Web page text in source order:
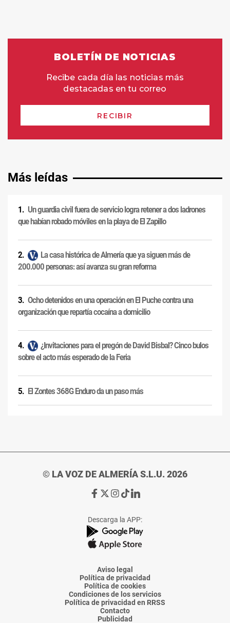
Más leídas
Un guardia civil fuera de servicio logra retener a dos ladrones
que habían robado móviles en la playa de El Zapillo
La casa histórica de Almería que ya siguen más de
200.000 personas: así avanza su gran reforma
Ocho detenidos en una operación en El Puche contra una
organización que repartía cocaína a domicilio
¿Invitaciones para el pregón de David Bisbal? Cinco bulos
sobre el acto más esperado de la Feria
El Zontes 368G Enduro da un paso más
© LA VOZ DE ALMERÍA S.L.U. 2026
Ir
de
La
Voz
Almería
Ir
de
La
Voz
Almería
Ir
de
La
Voz
Almería
Ir
de
La
Voz
Almería
Ir
de
La
Voz
Descarga la APP:
Aviso legal
Política de privacidad
Política de cookies
Condiciones de los servicios
Política de privacidad en RRSS
Contacto
Publicidad